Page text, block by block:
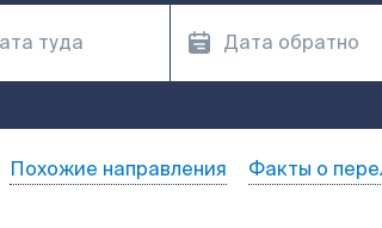
Похожие направления Факты о